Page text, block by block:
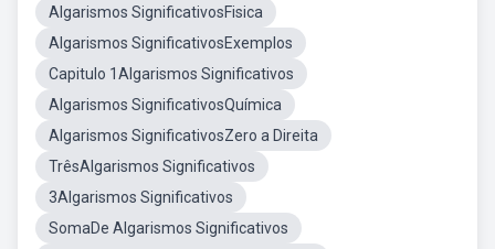
Algarismos SignificativosFisica
Algarismos SignificativosExemplos
Capitulo 1Algarismos Significativos
Algarismos SignificativosQuímica
Algarismos SignificativosZero a Direita
TrêsAlgarismos Significativos
3Algarismos Significativos
SomaDe Algarismos Significativos